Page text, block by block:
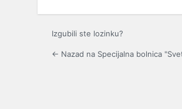
Izgubili ste lozinku?
← Nazad na Specijalna bolnica